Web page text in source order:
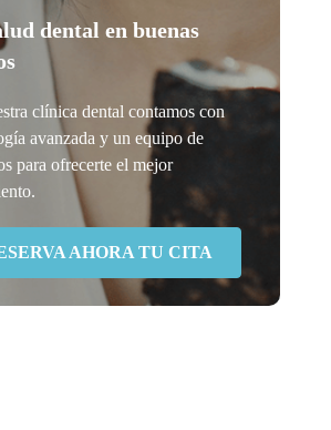
dental en buenas
clínica dental contamos con
avanzada y un equipo de
para ofrecerte el mejor
AHORA TU CITA